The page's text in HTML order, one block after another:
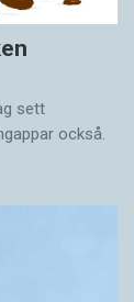
sett
också.